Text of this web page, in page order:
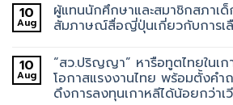
10
Aug
ผู้แทนนักศึกษาและสมาชิกสภาเด็
สัมภาษณ์สื่อญี่ปุ่นเกี่ยวกับการเ
10
Aug
“สว.ปริญญา” หารือทูตไทยในเก
โอกาสแรงงานไทย พร้อมตั้งคำ
ดึงการลงทุนเกาหลีได้น้อยกว่าเ